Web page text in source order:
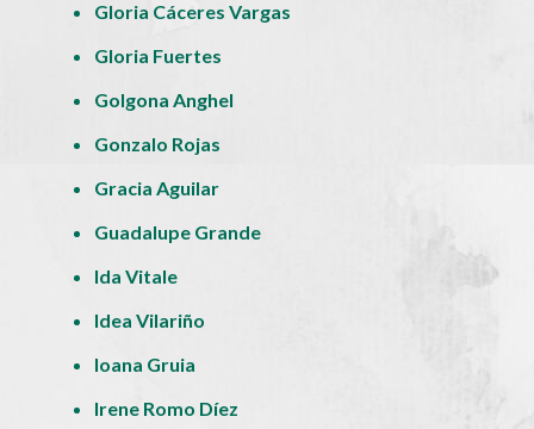
Gloria Cáceres Vargas
Gloria Fuertes
Golgona Anghel
Gonzalo Rojas
Gracia Aguilar
Guadalupe Grande
Ida Vitale
Idea Vilariño
Ioana Gruia
Irene Romo Díez